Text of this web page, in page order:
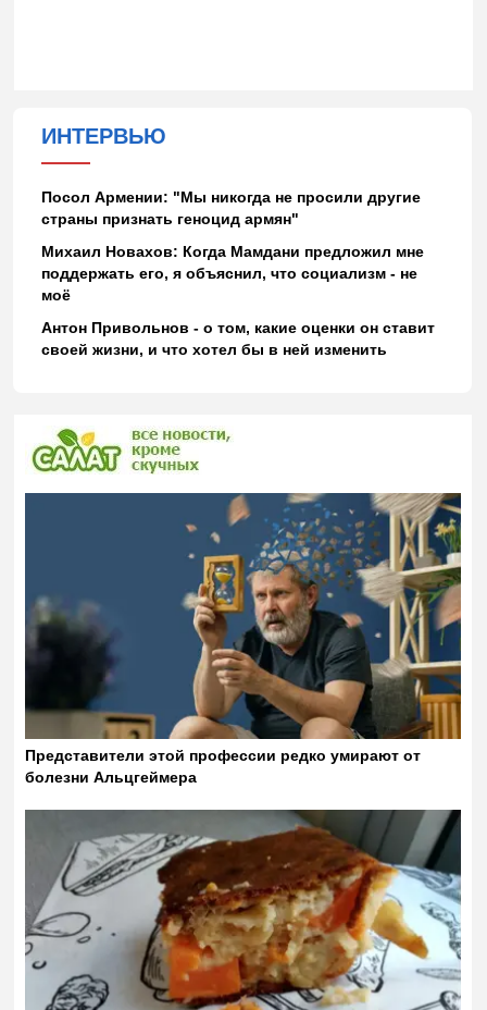
ИНТЕРВЬЮ
Посол Армении: "Мы никогда не просили другие
страны признать геноцид армян"
Михаил Новахов: Когда Мамдани предложил мне
поддержать его, я объяснил, что социализм - не
моё
Антон Привольнов - о том, какие оценки он ставит
своей жизни, и что хотел бы в ней изменить